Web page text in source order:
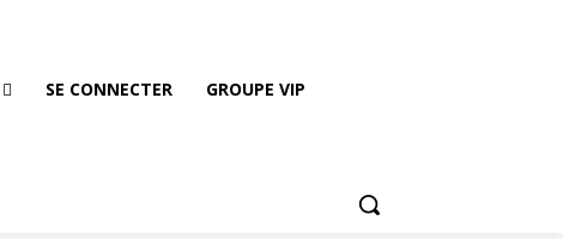
SE CONNECTER GROUPE VIP